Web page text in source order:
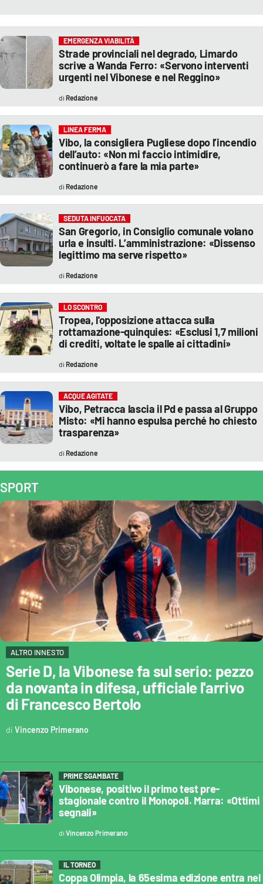
EMERGENZA VIABILITÀ
Strade provinciali nel degrado, Limardo
scrive a Wanda Ferro: «Servono interventi
urgenti nel Vibonese e nel Reggino»
Redazione
LINEA FERMA
Vibo, la consigliera Pugliese dopo l’incendio
dell’auto: «Non mi faccio intimidire,
continuerò a fare la mia parte»
Redazione
SEDUTA INFUOCATA
San Gregorio, in Consiglio comunale volano
urla e insulti. L’amministrazione: «Dissenso
legittimo ma serve rispetto»
Redazione
LO SCONTRO
Tropea, l'opposizione attacca sulla
rottamazione-quinquies: «Esclusi 1,7 milioni
di crediti, voltate le spalle ai cittadini»
Redazione
ACQUE AGITATE
Vibo, Petracca lascia il Pd e passa al Gruppo
Misto: «Mi hanno espulsa perché ho chiesto
trasparenza»
Redazione
SPORT
ALTRO INNESTO
Serie D, la Vibonese fa sul serio: pezzo
da novanta in difesa, ufficiale l'arrivo
di Francesco Bertolo
Vincenzo Primerano
PRIME SGAMBATE
Vibonese, positivo il primo test pre-
stagionale contro il Monopoli. Marra: «Ottimi
segnali»
Vincenzo Primerano
IL TORNEO
Coppa Olimpia, la 65esima edizione entra nel